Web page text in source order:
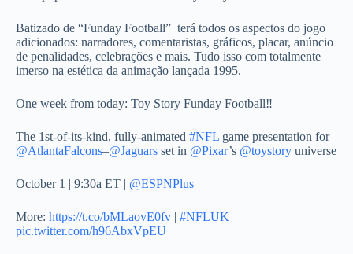
Batizado de “Funday Football” terá todos os aspectos do jogo
adicionados: narradores, comentaristas, gráficos, placar, anúncio
de penalidades, celebrações e mais. Tudo isso com totalmente
imerso na estética da animação lançada 1995.
One week from today: Toy Story Funday Football‼️
The 1st-of-its-kind, fully-animated #NFL game presentation for
@AtlantaFalcons–@Jaguars set in @Pixar’s @toystory universe
October 1 | 9:30a ET | @ESPNPlus
More: https://t.co/bMLaovE0fv | #NFLUK
pic.twitter.com/h96AbxVpEU